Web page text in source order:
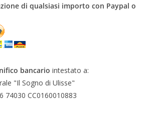
di qualsiasi importo con Paypal o
bancario intestato a:
"Il Sogno di Ulisse"
74030 CC0160010883